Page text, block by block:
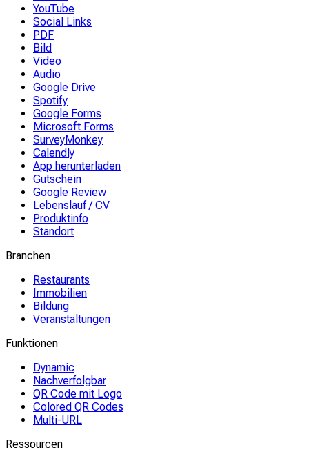
YouTube
Social Links
PDF
Bild
Video
Audio
Google Drive
Spotify
Google Forms
Microsoft Forms
SurveyMonkey
Calendly
App herunterladen
Gutschein
Google Review
Lebenslauf / CV
Produktinfo
Standort
Branchen
Restaurants
Immobilien
Bildung
Veranstaltungen
Funktionen
Dynamic
Nachverfolgbar
QR Code mit Logo
Colored QR Codes
Multi-URL
Ressourcen